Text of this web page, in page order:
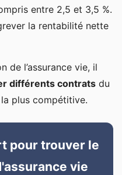
entre 2,5 et 3,5 %.
la rentabilité nette
de l’assurance vie, il
différents contrats du
plus compétitive.
pour trouver le
vie